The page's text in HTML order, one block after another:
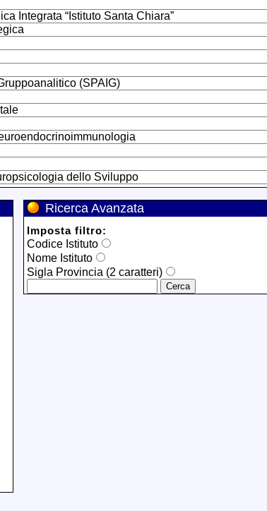
Integrata “Istituto Santa Chiara”
(SPAIG)
dello Sviluppo
Ricerca Avanzata
Imposta filtro:
Codice Istituto
Nome Istituto
Sigla Provincia (2 caratteri)